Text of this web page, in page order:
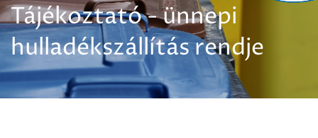
Tájékoztató - ünnepi
hulladékszállítás rendje